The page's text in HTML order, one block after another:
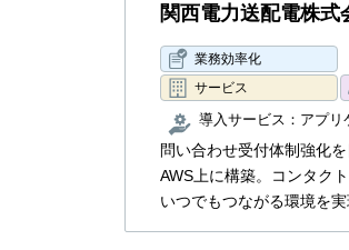
関西電力送配電株式
業務効率化
サービス
導入サービス： アプリ
問い合わせ受付体制強化
AWS上に構築。コンタク
いつでもつながる環境を実